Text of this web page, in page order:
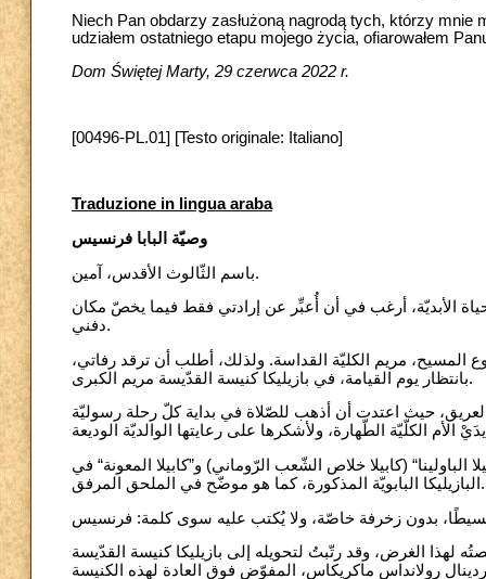
Niech Pan obdarzy zasłużoną nagrodą tych, którzy mnie
udziałem ostatniego etapu mojego życia, ofiarowałem
Dom Świętej Marty, 29 czerwca 2022 r.
[00496-PL.01] [Testo originale: Italiano]
Traduzione in lingua araba
وصيّة البابا فرنسيس
باسم الثّالوث الأقدس، آمين.
الأبديّة، أرغب في أن أُعبِّر عن إرادتي فقط فيما يخصّ مكان
دفني.
المسيح، مريم الكليّة القداسة. ولذلك، أطلب أن ترقد رفاتي،
بانتظار يوم القيامة، في بازيليكا كنيسة القدّيسة مريم الكبرى.
حيث اعتدت أن أذهب للصّلاة في بداية كلّ رحلة رسوليّة
(كابيلا خلاص الشّعب الرّوماني) و”كابيلا المعونة“ في
البازيليكا البابويّة المذكورة، كما هو موضّح في الملحق المرفق.
الغرض، وقد رتّبتُ لتحويله إلى بازيليكا كنيسة القدّيسة